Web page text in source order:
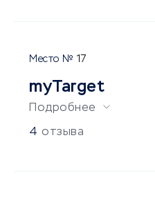
17
myTarget
Подробнее
4 отзыва